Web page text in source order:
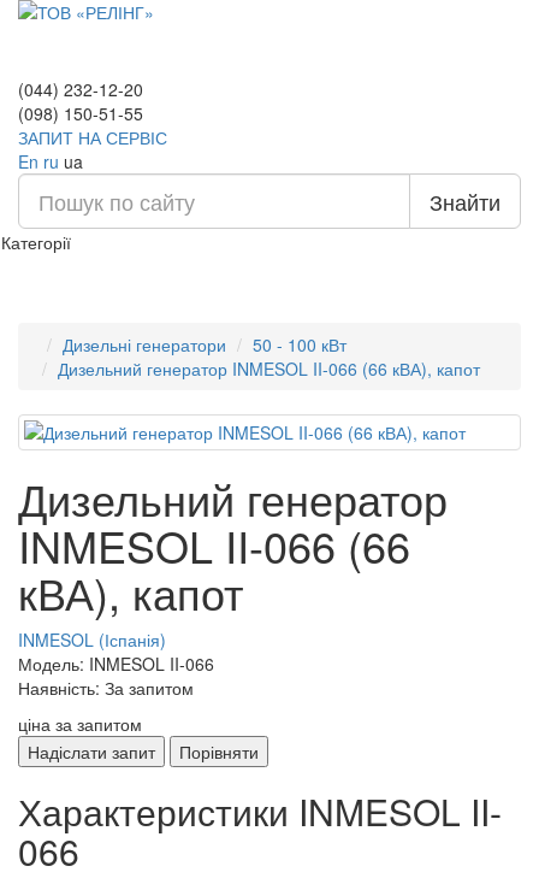
(044) 232-12-20
(098) 150-51-55
ЗАПИТ НА СЕРВІС
En ru ua
Знайти
Категорії
Дизельні генератори
50 - 100 кВт
Дизельний генератор INMESOL II-066 (66 кВА), капот
Дизельний генератор
INMESOL II-066 (66
кВА), капот
INMESOL (Іспанія)
Модель: INMESOL II-066
Наявність: За запитом
ціна за запитом
Надіслати запит
Порівняти
Характеристики INMESOL II-
066